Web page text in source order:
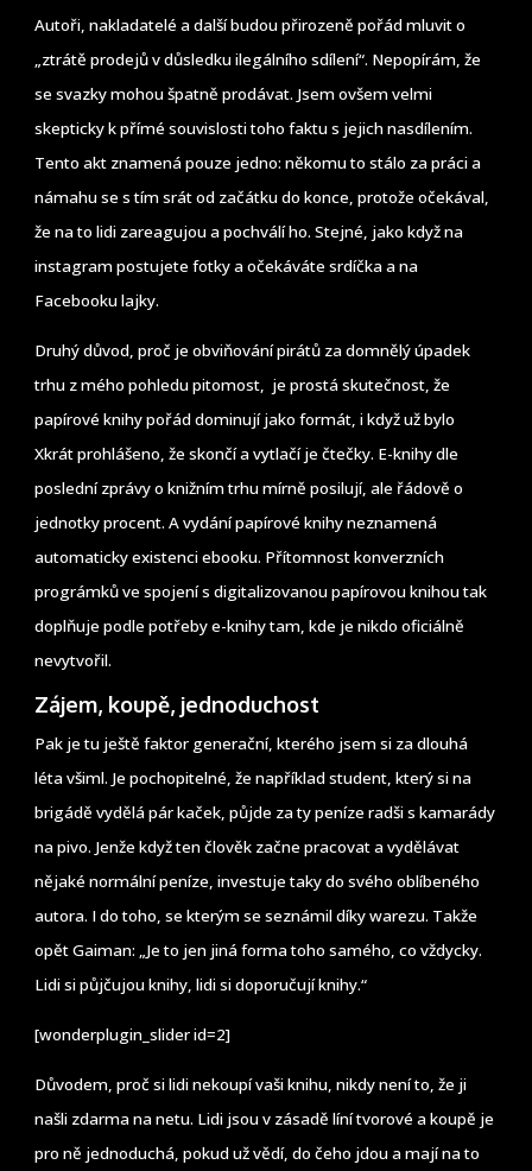
Autoři, nakladatelé a další budou přirozeně pořád mluvit o
„ztrátě prodejů v důsledku ilegálního sdílení“. Nepopírám, že
se svazky mohou špatně prodávat. Jsem ovšem velmi
skepticky k přímé souvislosti toho faktu s jejich nasdílením.
Tento akt znamená pouze jedno: někomu to stálo za práci a
námahu se s tím srát od začátku do konce, protože očekával,
že na to lidi zareagujou a pochválí ho. Stejné, jako když na
instagram postujete fotky a očekáváte srdíčka a na
Facebooku lajky.
Druhý důvod, proč je obviňování pirátů za domnělý úpadek
trhu z mého pohledu pitomost, je prostá skutečnost, že
papírové knihy pořád dominují jako formát, i když už bylo
Xkrát prohlášeno, že skončí a vytlačí je čtečky. E-knihy dle
poslední zprávy o knižním trhu mírně posilují, ale řádově o
jednotky procent. A vydání papírové knihy neznamená
automaticky existenci ebooku. Přítomnost konverzních
prográmků ve spojení s digitalizovanou papírovou knihou tak
doplňuje podle potřeby e-knihy tam, kde je nikdo oficiálně
nevytvořil.
Zájem, koupě, jednoduchost
Pak je tu ještě faktor generační, kterého jsem si za dlouhá
léta všiml. Je pochopitelné, že například student, který si na
brigádě vydělá pár kaček, půjde za ty peníze radši s kamarády
na pivo. Jenže když ten člověk začne pracovat a vydělávat
nějaké normální peníze, investuje taky do svého oblíbeného
autora. I do toho, se kterým se seznámil díky warezu. Takže
opět Gaiman: „Je to jen jiná forma toho samého, co vždycky.
Lidi si půjčujou knihy, lidi si doporučují knihy.“
[wonderplugin_slider id=2]
Důvodem, proč si lidi nekoupí vaši knihu, nikdy není to, že ji
našli zdarma na netu. Lidi jsou v zásadě líní tvorové a koupě je
pro ně jednoduchá, pokud už vědí, do čeho jdou a mají na to